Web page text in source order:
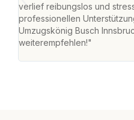
verlief reibungslos und
professionellen
Umzugskönig Busch
weiterempfehlen!"